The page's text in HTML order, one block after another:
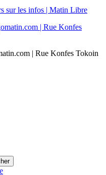
sur les infos | Matin Libre
| Rue Konfes Tokoin